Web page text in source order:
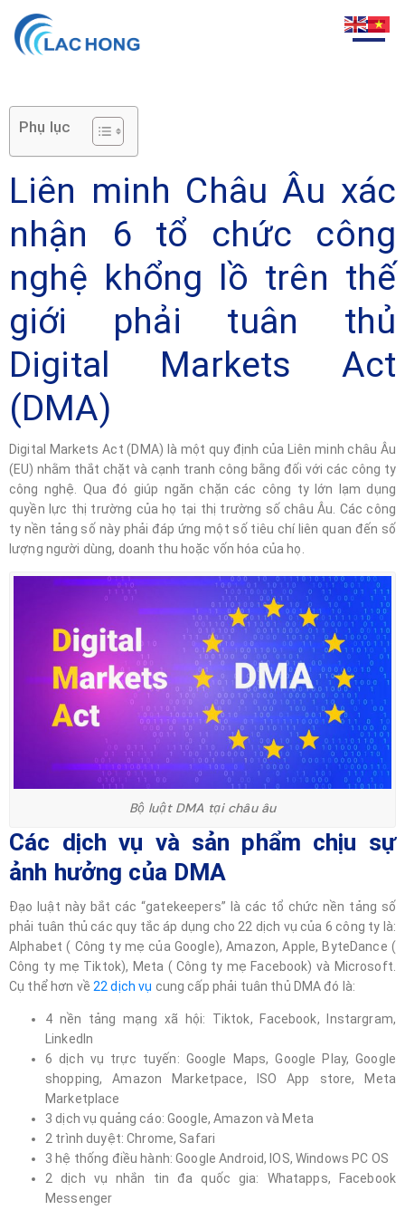
Phụ lục
Liên minh Châu Âu xác
nhận 6 tổ chức công
nghệ khổng lồ trên thế
giới phải tuân thủ
Digital Markets Act
(DMA)
Digital Markets Act (DMA) là một quy định của Liên minh châu Âu
(EU) nhằm thắt chặt và cạnh tranh công bằng đối với các công ty
công nghệ. Qua đó giúp ngăn chặn các công ty lớn lạm dụng
quyền lực thị trường của họ tại thị trường số châu Âu. Các công
ty nền tảng số này phải đáp ứng một số tiêu chí liên quan đến số
lượng người dùng, doanh thu hoặc vốn hóa của họ.
Bộ luật DMA tại châu âu
Các dịch vụ và sản phẩm chịu sự
ảnh hưởng của DMA
Đạo luật này bắt các “gatekeepers” là các tổ chức nền tảng số
phải tuân thủ các quy tắc áp dụng cho 22 dịch vụ của 6 công ty là:
Alphabet ( Công ty mẹ của Google), Amazon, Apple, ByteDance (
Công ty mẹ Tiktok), Meta ( Công ty mẹ Facebook) và Microsoft.
Cụ thể hơn về 22 dịch vụ cung cấp phải tuân thủ DMA đó là:
4 nền tảng mạng xã hội: Tiktok, Facebook, Instargram,
Linkedln
6 dịch vụ trực tuyến: Google Maps, Google Play, Google
shopping, Amazon Marketpace, ISO App store, Meta
Marketplace
3 dịch vụ quảng cáo: Google, Amazon và Meta
2 trình duyệt: Chrome, Safari
3 hệ thống điều hành: Google Android, IOS, Windows PC OS
2 dịch vụ nhắn tin đa quốc gia: Whatapps, Facebook
Messenger